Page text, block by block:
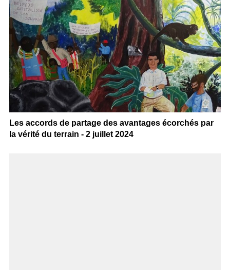
Les accords de partage des avantages écorchés par
la vérité du terrain - 2 juillet 2024